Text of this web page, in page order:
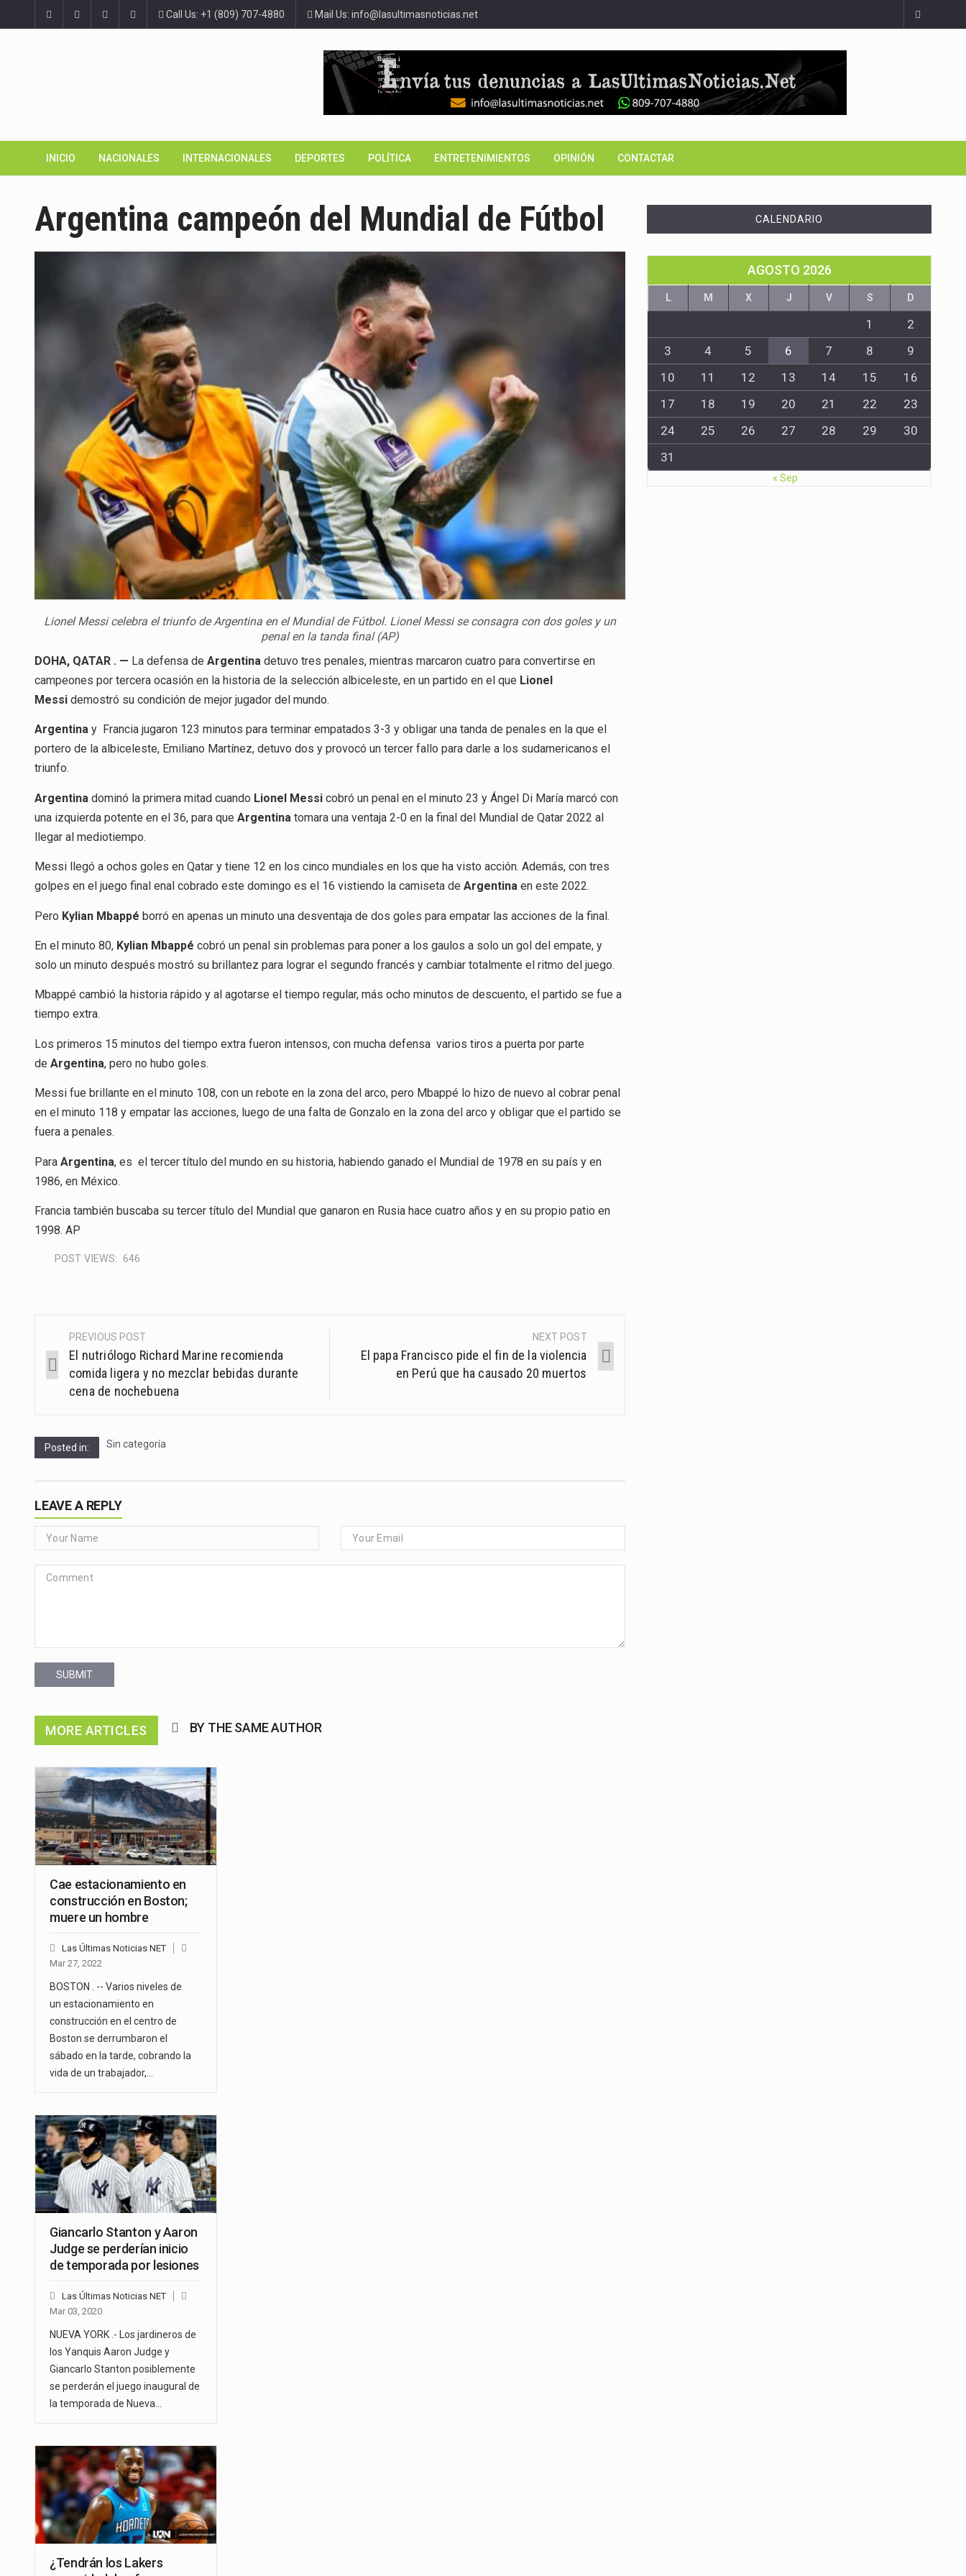
Call Us: +1 (809) 707-4880 Mail Us: info@lasultimasnoticias.net
INICIO NACIONALES INTERNACIONALES DEPORTES POLÍTICA ENTRETENIMIENTOS OPINIÓN CONTACTAR
Argentina campeón del Mundial de Fútbol
Lionel Messi celebra el triunfo de Argentina en el Mundial de Fútbol. Lionel Messi se consagra con dos goles y un
penal en la tanda final (AP)
DOHA, QATAR . — La defensa de Argentina detuvo tres penales, mientras marcaron cuatro para convertirse en
campeones por tercera ocasión en la historia de la selección albiceleste, en un partido en el que Lionel
Messi demostró su condición de mejor jugador del mundo.
Argentina y Francia jugaron 123 minutos para terminar empatados 3-3 y obligar una tanda de penales en la que el
portero de la albiceleste, Emiliano Martínez, detuvo dos y provocó un tercer fallo para darle a los sudamericanos el
triunfo.
Argentina dominó la primera mitad cuando Lionel Messi cobró un penal en el minuto 23 y Ángel Di María marcó con
una izquierda potente en el 36, para que Argentina tomara una ventaja 2-0 en la final del Mundial de Qatar 2022 al
llegar al mediotiempo.
Messi llegó a ochos goles en Qatar y tiene 12 en los cinco mundiales en los que ha visto acción. Además, con tres
golpes en el juego final enal cobrado este domingo es el 16 vistiendo la camiseta de Argentina en este 2022.
Pero Kylian Mbappé borró en apenas un minuto una desventaja de dos goles para empatar las acciones de la final.
En el minuto 80, Kylian Mbappé cobró un penal sin problemas para poner a los gaulos a solo un gol del empate, y
solo un minuto después mostró su brillantez para lograr el segundo francés y cambiar totalmente el ritmo del juego.
Mbappé cambió la historia rápido y al agotarse el tiempo regular, más ocho minutos de descuento, el partido se fue a
tiempo extra.
Los primeros 15 minutos del tiempo extra fueron intensos, con mucha defensa varios tiros a puerta por parte
de Argentina, pero no hubo goles.
Messi fue brillante en el minuto 108, con un rebote en la zona del arco, pero Mbappé lo hizo de nuevo al cobrar penal
en el minuto 118 y empatar las acciones, luego de una falta de Gonzalo en la zona del arco y obligar que el partido se
fuera a penales.
Para Argentina, es el tercer título del mundo en su historia, habiendo ganado el Mundial de 1978 en su país y en
1986, en México.
Francia también buscaba su tercer título del Mundial que ganaron en Rusia hace cuatro años y en su propio patio en
1998. AP
POST VIEWS: 646
Post
navigation
PREVIOUS POST
El nutriólogo Richard Marine recomienda
comida ligera y no mezclar bebidas durante
cena de nochebuena
NEXT POST
El papa Francisco pide el fin de la violencia
en Perú que ha causado 20 muertos
Posted in: Sin categoría
LEAVE A REPLY
SUBMIT
MORE ARTICLES BY THE SAME AUTHOR
Cae estacionamiento en
construcción en Boston;
muere un hombre
Las Últimas Noticias NET
Mar 27, 2022
BOSTON . -- Varios niveles de
un estacionamiento en
construcción en el centro de
Boston se derrumbaron el
sábado en la tarde, cobrando la
vida de un trabajador,…
Giancarlo Stanton y Aaron
Judge se perderían inicio
de temporada por lesiones
Las Últimas Noticias NET
Mar 03, 2020
NUEVA YORK .- Los jardineros de
los Yanquis Aaron Judge y
Giancarlo Stanton posiblemente
se perderán el juego inaugural de
la temporada de Nueva…
¿Tendrán los Lakers
CALENDARIO
AGOSTO 2026
L M X J V S D
1
2
3
4 5 6 7 8
9
10
11 12 13 14 15
16
17
18 19 20 21 22
23
24
25 26 27 28 29
30
31
« Sep